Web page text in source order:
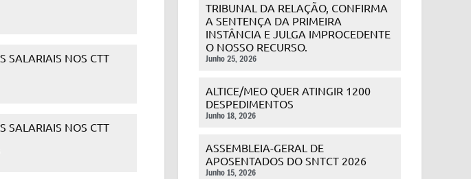
SALARIAIS NOS CTT
SALARIAIS NOS CTT
TRIBUNAL DA RELAÇÃO, CONFIRMA
A SENTENÇA DA PRIMEIRA
INSTÂNCIA E JULGA IMPROCEDENTE
O NOSSO RECURSO.
Junho 25, 2026
ALTICE/MEO QUER ATINGIR 1200
DESPEDIMENTOS
Junho 18, 2026
ASSEMBLEIA-GERAL DE
APOSENTADOS DO SNTCT 2026
Junho 15, 2026